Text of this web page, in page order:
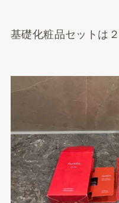
基礎化粧品セットは